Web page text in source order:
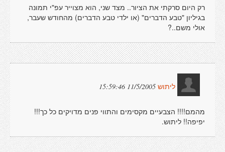
רק היום סרקתי את הציור.. מצד שני, הוא מצוייר עפ"י תמונה
בגיליון "טבע הדברים" (או ילדי טבע הדברים) מהחודש שעבר,
אולי משם..?
ליתוש 11/5/2005 15:59:46
מהמם!!!! הצבעיים מקסימים והתווי פנים מדויקים כל כך!!!
יפיפה!! ליתוש.